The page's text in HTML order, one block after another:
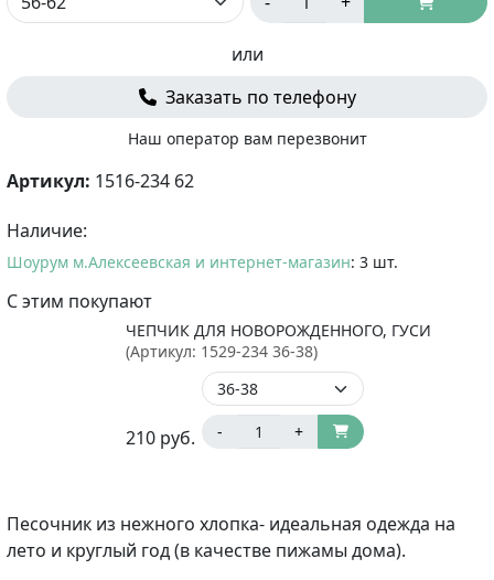
или
Заказать по телефону
Наш оператор вам перезвонит
Артикул: 1516-234 62
Наличие:
Шоурум м.Алексеевская и интернет-магазин: 3 шт.
С этим покупают
ЧЕПЧИК ДЛЯ НОВОРОЖДЕННОГО, ГУСИ
(Артикул: 1529-234 36-38)
210 руб. - +
Песочник из нежного хлопка- идеальная одежда на
лето и круглый год (в качестве пижамы дома).